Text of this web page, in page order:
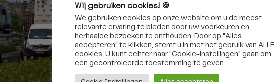
Bijna 6.000 boetes sinds
invoering zero-
emissiezone in Tilburg
Sinds de invoering van de zero-
emissiezone zijn in Tilburg 5.914 boetes...
Wij gebruiken cookies! 🍪
We gebruiken cookies op onze website om u de meest
relevante ervaring te bieden door uw voorkeuren en
herhaalde bezoeken te onthouden. Door op "Alles
accepteren" te klikken, stemt u in met het gebruik van ALLE
cookies. U kunt echter naar "Cookie-instellingen" gaan om
een ​​gecontroleerde toestemming te geven.